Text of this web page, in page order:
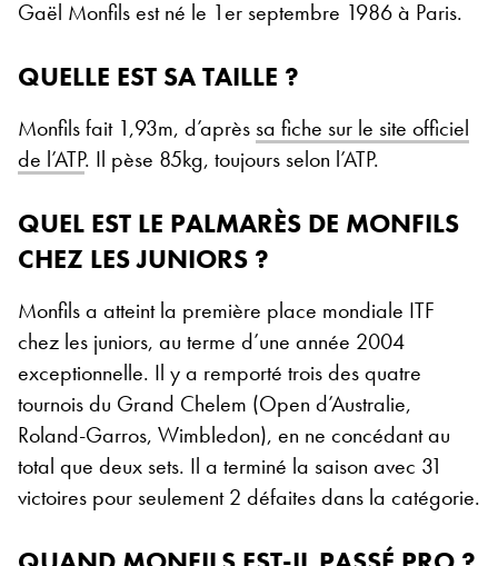
Gaël Monfils est né le 1er septembre 1986 à Paris.
QUELLE EST SA TAILLE ?
Monfils fait 1,93m, d’après sa fiche sur le site officiel
de l’ATP. Il pèse 85kg, toujours selon l’ATP.
QUEL EST LE PALMARÈS DE MONFILS
CHEZ LES JUNIORS ?
Monfils a atteint la première place mondiale ITF
chez les juniors, au terme d’une année 2004
exceptionnelle. Il y a remporté trois des quatre
tournois du Grand Chelem (Open d’Australie,
Roland-Garros, Wimbledon), en ne concédant au
total que deux sets. Il a terminé la saison avec 31
victoires pour seulement 2 défaites dans la catégorie.